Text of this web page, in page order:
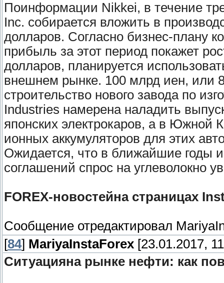
Поинформации Nikkei, в течение
Inc. собирается вложить в
долларов. Согласно бизнес-плану
прибыль за этот период покажет
долларов, планируется
внешнем рынке. 100 млрд иен, или
строительство нового завода по
Industries намерена наладить
японских электрокаров, а в Южной
ионных аккумуляторов для этих
Ожидается, что в ближайшие годы
соглашений спрос на углеволокно
FOREX-новостейна страницах
Сообщение отредактировал
[84] MariyaInstaForex [23.01.2017,
Ситуацияна рынке нефти: как